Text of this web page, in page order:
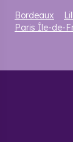
Bordeaux
Paris Île-de-